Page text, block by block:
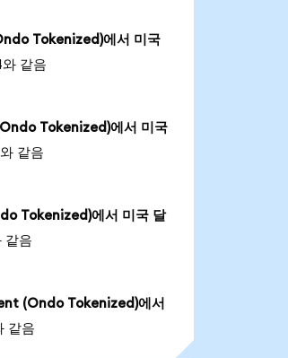
Tokenized)에서 미국
같음
Tokenized)에서 미국
같음
Tokenized)에서 미국 달
같음
(Ondo Tokenized)에서
같음